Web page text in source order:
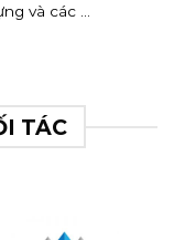
và các ...
TÁC